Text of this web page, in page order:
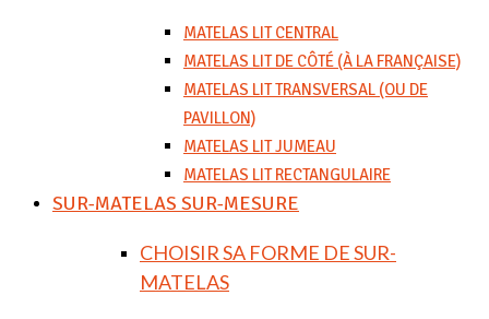
MATELAS LIT CENTRAL
MATELAS LIT DE CÔTÉ (À LA FRANÇAISE)
MATELAS LIT TRANSVERSAL (OU DE
PAVILLON)
MATELAS LIT JUMEAU
MATELAS LIT RECTANGULAIRE
SUR-MATELAS SUR-MESURE
CHOISIR SA FORME DE SUR-
MATELAS